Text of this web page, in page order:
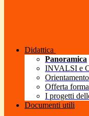
Didattica
Panoramica
INVALSI e
Offerta
I progetti
Documenti utili